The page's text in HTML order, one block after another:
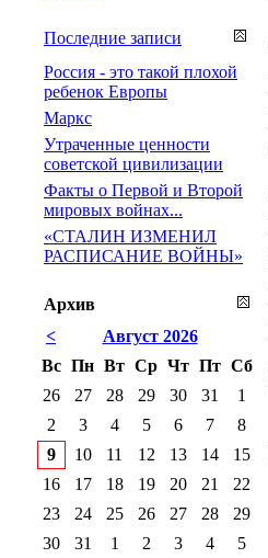
Последние записи
Россия - это такой плохой
ребенок Европы
Маркс
Утраченные ценности
советской цивилизации
Факты о Первой и Второй
мировых войнах...
«СТАЛИН ИЗМЕНИЛ
РАСПИСАНИЕ ВОЙНЫ»
Архив
<
Август 2026
Вс Пн Вт Ср Чт Пт Сб
26
27 28 29 30 31
1
2
3 4 5 6 7
8
9
10 11 12 13 14
15
16
17 18 19 20 21
22
23
24 25 26 27 28
29
30
31 1 2 3 4 5